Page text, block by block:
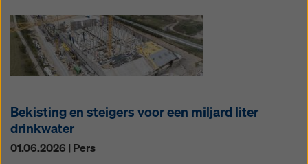
Bekisting en steigers voor een miljard liter
drinkwater
01.06.2026 | Pers